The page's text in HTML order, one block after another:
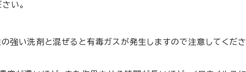
い。
強い洗剤と混ぜると有毒ガスが発生しますので注意してくださ